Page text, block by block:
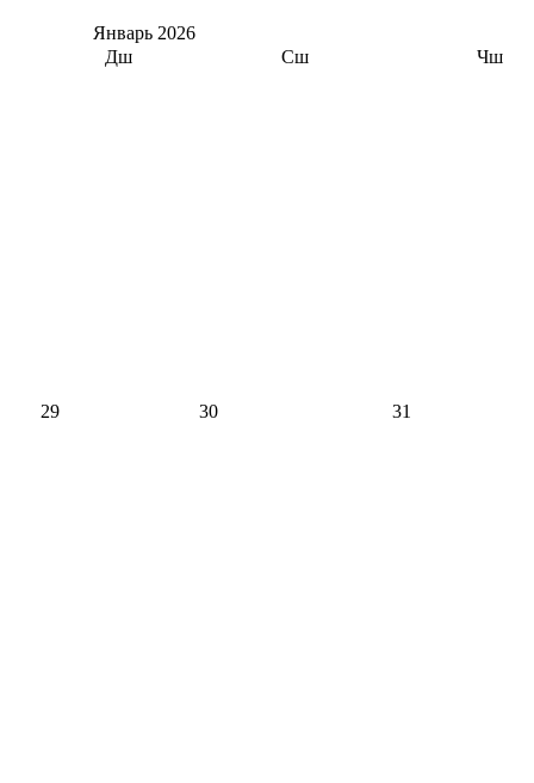
Январь 2026
Дш
Сш Чш
29 30 31